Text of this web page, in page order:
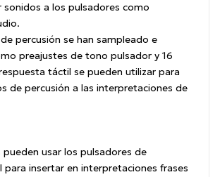
sonidos a los pulsadores como
percusión se han sampleado e
preajustes de tono pulsador y 16
táctil se pueden utilizar para
de percusión a las interpretaciones de
usar los pulsadores de
insertar en interpretaciones frases